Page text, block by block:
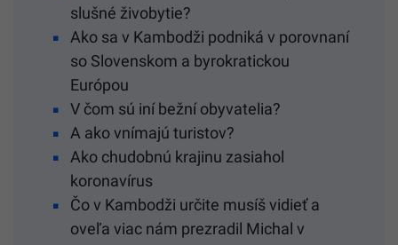
slušné živobytie?
Ako sa v Kambodži podniká v porovnaní
so Slovenskom a byrokratickou
Európou
V čom sú iní bežní obyvatelia?
A ako vnímajú turistov?
Ako chudobnú krajinu zasiahol
koronavírus
Čo v Kambodži určite musíš vidieť a
oveľa viac nám prezradil Michal v